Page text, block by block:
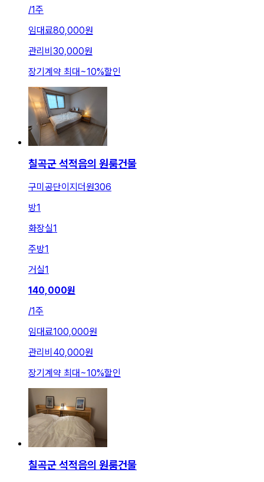
/1주
임대료80,000원
관리비 30,000원
장기계약 최대~10%할인
칠곡군 석적읍의 원룸건물
구미공단이지더원306
방1
화장실1
주방1
거실1
140,000원
/1주
임대료100,000원
관리비 40,000원
장기계약 최대 ~10%할인
칠곡군 석적읍의 원룸건물